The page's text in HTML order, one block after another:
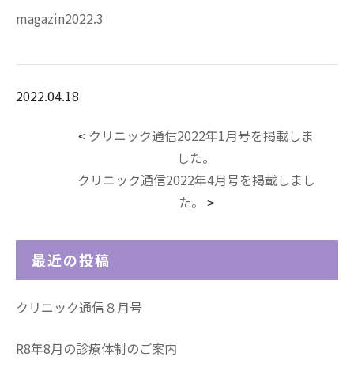
magazin2022.3
2022.04.18
< クリニック通信2022年1月号を掲載しま
した。
クリニック通信2022年4月号を掲載しまし
た。
>
最近の投稿
クリニック通信８月号
R8年8月の診療体制のご案内